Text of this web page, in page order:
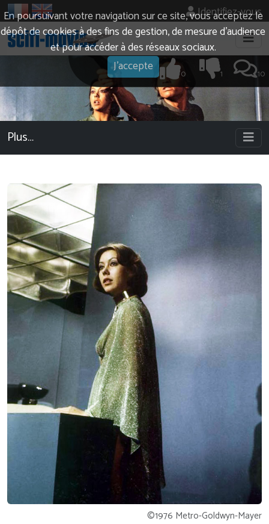
En poursuivant votre navigation sur ce site, vous acceptez le
dépôt de cookies à des fins de gestion, de mesure d’audience
et pour accéder à des réseaux sociaux.
J'accepte
Identifiez-vous
10
1
0
Plus…
©1976 Metro-Goldwyn-Mayer